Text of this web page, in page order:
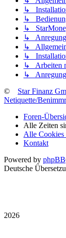
↳
↳
↳
↳
↳
↳
↳ Arbeiten
↳
©
Star Finanz
Netiquette/
Foren-
Alle Zeiten
Alle Cookies
Kontakt
Powered by phpBB
Deutsche
2026